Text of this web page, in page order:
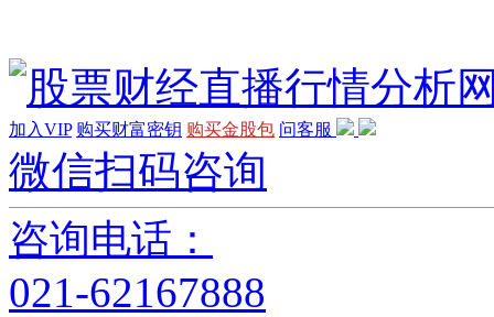
加入VIP 购买财富密钥 购买金股包 问客服
微信扫码咨询
咨询电话：
021-62167888